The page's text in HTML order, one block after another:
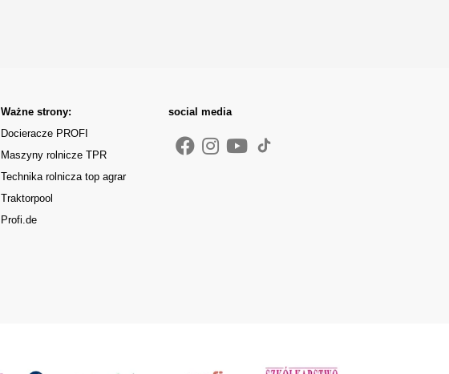
Ważne strony:
Docieracze PROFI
Maszyny rolnicze TPR
Technika rolnicza top agrar
Traktorpool
Profi.de
social media